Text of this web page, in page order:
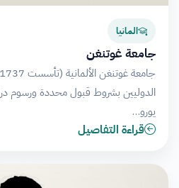
المانيا
جامعة غوتنغن
يورو…
قراءة التفاصيل